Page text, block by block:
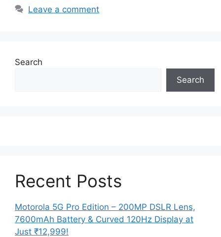
Leave a comment
Search
Search
Recent Posts
Motorola 5G Pro Edition – 200MP DSLR Lens,
7600mAh Battery & Curved 120Hz Display at
Just ₹12,999!